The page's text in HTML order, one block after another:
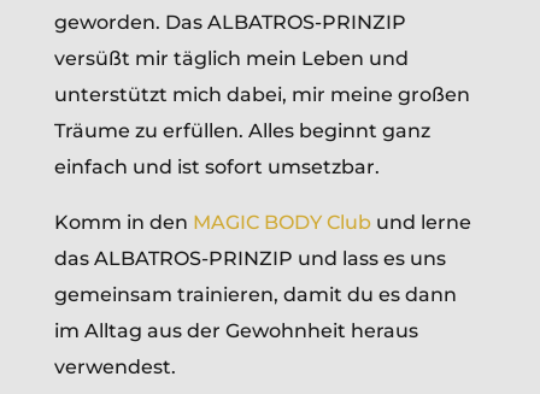
geworden. Das ALBATROS-PRINZIP
versüßt mir täglich mein Leben und
unterstützt mich dabei, mir meine großen
Träume zu erfüllen. Alles beginnt ganz
einfach und ist sofort umsetzbar.
Komm in den MAGIC BODY Clubund lerne
das ALBATROS-PRINZIP und lass es uns
gemeinsam trainieren, damit du es dann
im Alltag aus der Gewohnheit heraus
verwendest.